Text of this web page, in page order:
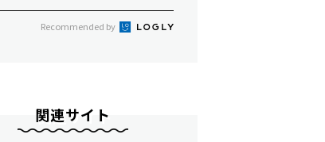
Recommended by
関連サイト